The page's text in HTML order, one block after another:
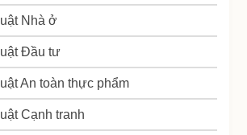
Nhà ở
Đầu tư
An toàn thực phẩm
Cạnh tranh